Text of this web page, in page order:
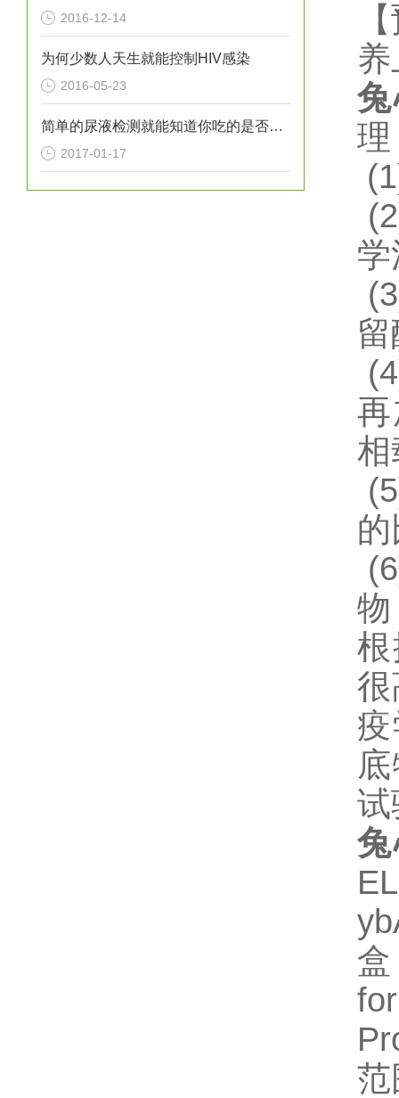
2016-12-14
为何少数人天生就能控制HIV感染
2016-05-23
简单的尿液检测就能知道你吃的是否健康？
2017-01-17
理
相
很
试